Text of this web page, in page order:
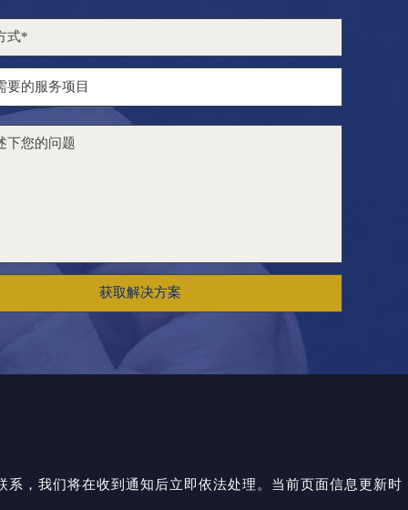
获取解决方案
，我们将在收到通知后立即依法处理。当前页面信息更新时